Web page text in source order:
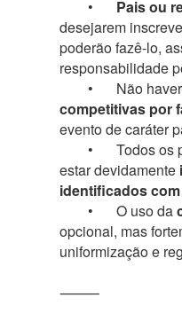
•
Pais ou
desejarem
poderão fazê-lo,
responsabilidade
•
Não
competitivas por
evento de caráter
•
Todos os
estar devidamente
identificados
•
O uso da
opcional, mas
uniformização e
⸻